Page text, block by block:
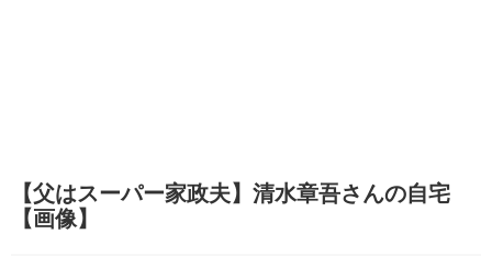
【父はスーパー家政夫】清水章吾さんの自宅
【画像】